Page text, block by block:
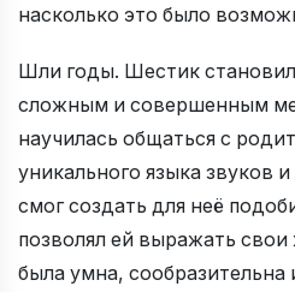
насколько это было
Шли годы. Шестик
сложным и совершенным
научилась общаться с
уникального языка звуков
смог создать для неё
позволял ей выражать
была умна, сообразительна